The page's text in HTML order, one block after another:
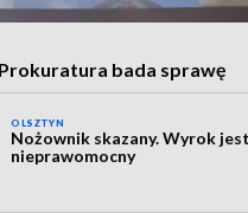
bada sprawę
OLSZTYN
Nożownik skazany. Wyrok jest
nieprawomocny